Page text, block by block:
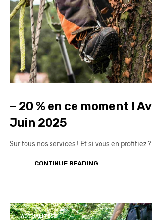
– 20 % en ce moment !
Juin 2025
Sur tous nos services ! Et si vous en profitiez ?
CONTINUE READING
ACTUALITÉS